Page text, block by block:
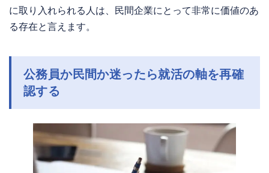
に取り入れられる人は、民間企業にとって非常に価値のあ
る存在と言えます。
公務員か民間か迷ったら就活の軸を再確
認する